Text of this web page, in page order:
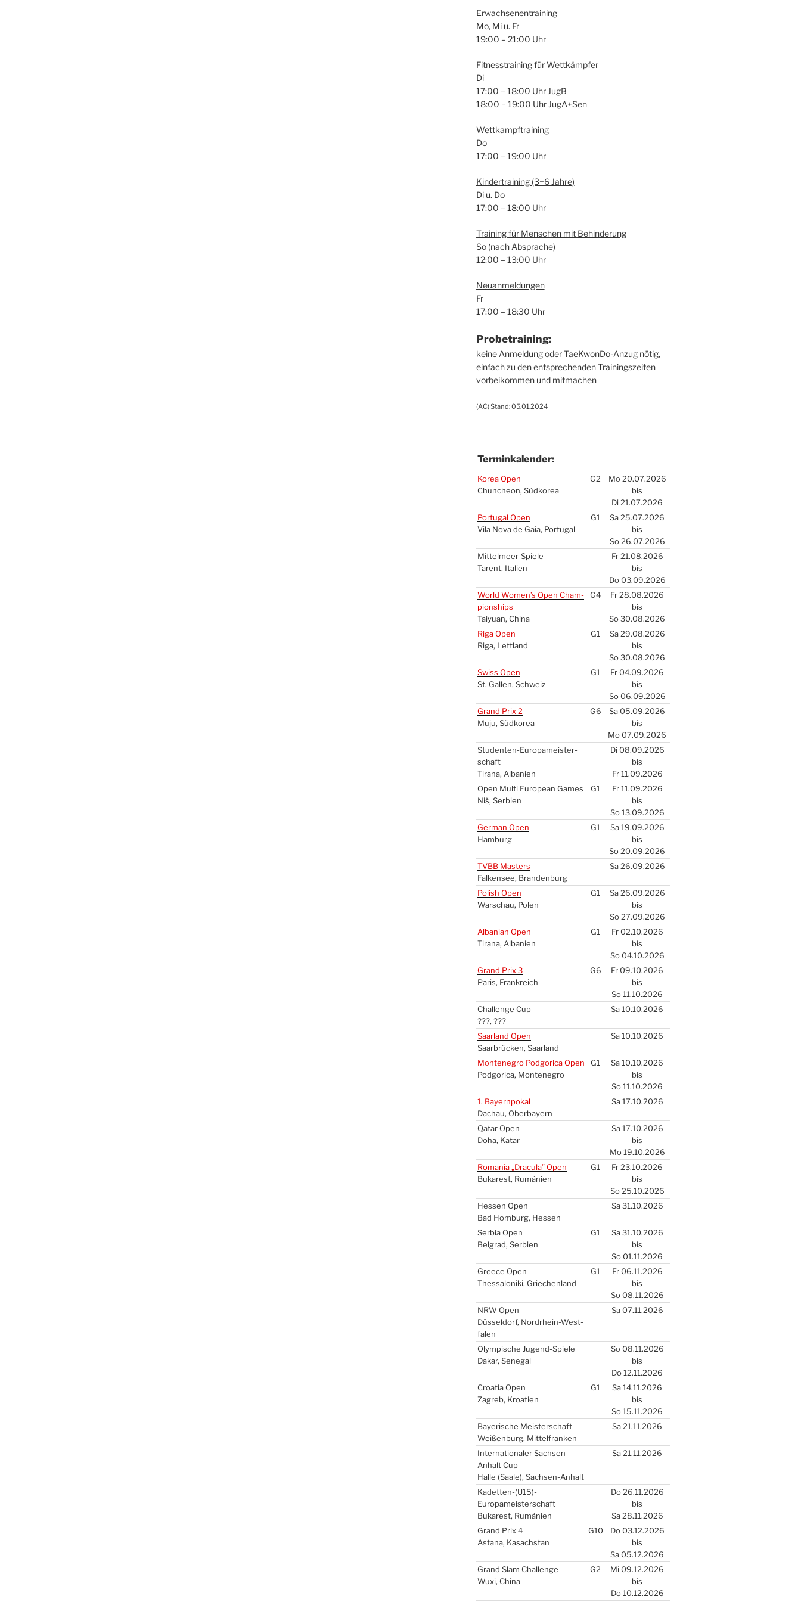
Erwach­se­nen­trai­ning
Mo, Mi u. Fr
19:00 – 21:00 Uhr
Fit­ness­trai­ning für Wett­kämp­fer
Di
17:00 – 18:00 Uhr JugB
18:00 – 19:00 Uhr JugA+Sen
Wett­kampf­trai­ning
Do
17:00 – 19:00 Uhr
Kin­der­trai­ning (3−6 Jah­re)
Di u. Do
17:00 – 18:00 Uhr
Trai­ning für Men­schen mit Behin­de­rung
So (nach Abspra­che)
12:00 – 13:00 Uhr
Neu­an­mel­dun­gen
Fr
17:00 – 18:30 Uhr
Pro­be­trai­ning:
kei­ne Anmel­dung oder Tae­Kwon­Do-Anzug nötig,
ein­fach zu den ent­spre­chen­den Trai­nings­zei­ten
vor­bei­kom­men und mit­ma­chen
(AC) Stand: 05.01.2024
Ter­min­ka­len­der:
Ter­min­ka­len­der:
Korea Open
Chun­che­on, Süd­ko­rea
G2
Mo 20.07.2026
bis
Di 21.07.2026
Por­tu­gal Open
Vila Nova de Gaia, Por­tu­gal
G1
Sa 25.07.2026
bis
So 26.07.2026
Mit­tel­meer-Spie­le
Tarent, Ita­li­en
Fr 21.08.2026
bis
Do 03.09.2026
World Women’s Open Cham­
pion­ships
Tai­yu­an, Chi­na
G4
Fr 28.08.2026
bis
So 30.08.2026
Riga Open
Riga, Lett­land
G1
Sa 29.08.2026
bis
So 30.08.2026
Swiss Open
St. Gal­len, Schweiz
G1
Fr 04.09.2026
bis
So 06.09.2026
Grand Prix 2
Muju, Süd­ko­rea
G6
Sa 05.09.2026
bis
Mo 07.09.2026
Stu­den­ten-Euro­pa­meis­ter­
schaft
Tira­na, Alba­ni­en
Di 08.09.2026
bis
Fr 11.09.2026
Open Mul­ti Euro­pean Games
Niš, Ser­bi­en
G1
Fr 11.09.2026
bis
So 13.09.2026
Ger­man Open
Ham­burg
G1
Sa 19.09.2026
bis
So 20.09.2026
TVBBMas­ters
Fal­ken­see, Bran­den­burg
Sa 26.09.2026
Polish Open
War­schau, Polen
G1
Sa 26.09.2026
bis
So 27.09.2026
Alba­ni­an Open
Tira­na, Alba­ni­en
G1
Fr 02.10.2026
bis
So 04.10.2026
Grand Prix 3
Paris, Frank­reich
G6
Fr 09.10.2026
bis
So 11.10.2026
Chal­len­ge Cup
???, ???
Sa 10.10.2026
Saar­land Open
Saar­brü­cken, Saar­land
Sa 10.10.2026
Mon­te­ne­gro Pod­go­ri­ca Open
Pod­go­ri­ca, Mon­te­ne­gro
G1
Sa 10.10.2026
bis
So 11.10.2026
1. Bay­ern­po­kal
Dach­au, Ober­bay­ern
Sa 17.10.2026
Qatar Open
Doha, Katar
Sa 17.10.2026
bis
Mo 19.10.2026
Roma­nia „Dra­cu­la” Open
Buka­rest, Rumä­ni­en
G1
Fr 23.10.2026
bis
So 25.10.2026
Hes­sen Open
Bad Hom­burg, Hes­sen
Sa 31.10.2026
Ser­bia Open
Bel­grad, Ser­bi­en
G1
Sa 31.10.2026
bis
So 01.11.2026
Greece Open
Thes­sa­lo­ni­ki, Grie­chen­land
G1
Fr 06.11.2026
bis
So 08.11.2026
NRW Open
Düs­sel­dorf, Nord­rhein-West­
fa­len
Sa 07.11.2026
Olym­pi­sche Jugend-Spie­le
Dakar, Sene­gal
So 08.11.2026
bis
Do 12.11.2026
Croa­tia Open
Zagreb, Kroa­ti­en
G1
Sa 14.11.2026
bis
So 15.11.2026
Baye­ri­sche Meis­ter­schaft
Wei­ßen­burg, Mit­tel­fran­ken
Sa 21.11.2026
Inter­na­tio­na­ler Sach­sen-
Anhalt Cup
Hal­le (Saa­le), Sach­sen-Anhalt
Sa 21.11.2026
Kadetten-(U15)-
Europameisterschaft
Buka­rest, Rumä­ni­en
Do 26.11.2026
bis
Sa 28.11.2026
Grand Prix 4
Asta­na, Kasach­stan
G10
Do 03.12.2026
bis
Sa 05.12.2026
Grand Slam Chal­len­ge
Wuxi, Chi­na
G2
Mi 09.12.2026
bis
Do 10.12.2026